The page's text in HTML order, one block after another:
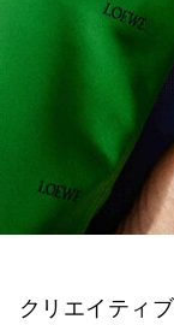
クリエイティ